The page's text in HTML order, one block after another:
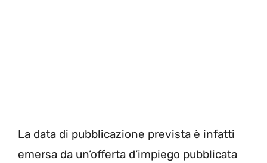
La data di pubblicazione prevista è infatti
emersa da un’offerta d’impiego pubblicata